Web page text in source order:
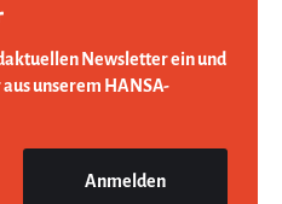
Newsletter ein und
unserem HANSA-